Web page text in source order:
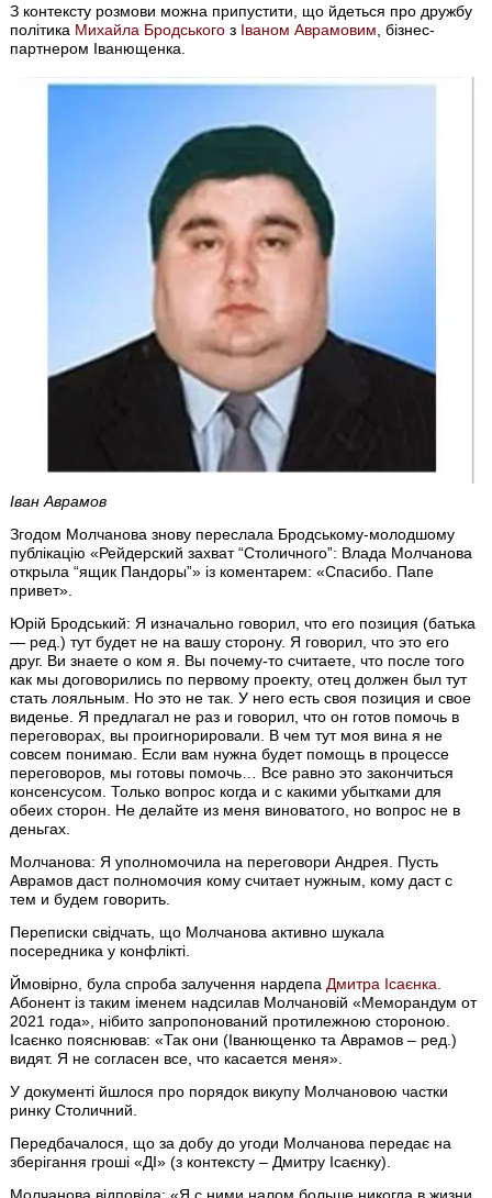
З контексту розмови можна припустити, що йдеться про дружбу
політика Михайла Бродського з Іваном Аврамовим , бізнес-
партнером Іванющенка.
Іван Аврамов
Згодом Молчанова знову переслала Бродському-молодшому
публікацію «Рейдерский захват “Столичного”: Влада Молчанова
открыла “ящик Пандоры”» із коментарем: «Спасибо. Папе
привет».
Юрій Бродський: Я изначально говорил, что его позиция (батька
— ред.) тут будет не на вашу сторону. Я говорил, что это его
друг. Ви знаете о ком я. Вы почему-то считаете, что после того
как мы договорились по первому проекту, отец должен был тут
стать лояльным. Но это не так. У него есть своя позиция и свое
виденье. Я предлагал не раз и говорил, что он готов помочь в
переговорах, вы проигнорировали. В чем тут моя вина я не
совсем понимаю. Если вам нужна будет помощь в процессе
переговоров, мы готовы помочь… Все равно это закончиться
консенсусом. Только вопрос когда и с какими убытками для
обеих сторон. Не делайте из меня виноватого, но вопрос не в
деньгах.
Молчанова: Я уполномочила на переговори Андрея. Пусть
Аврамов даст полномочия кому считает нужным, кому даст с
тем и будем говорить.
Переписки свідчать, що Молчанова активно шукала
посередника у конфлікті.
Ймовірно, була спроба залучення нардепаДмитра Ісаєнка.
Абонент із таким іменем надсилав Молчановій «Меморандум от
2021 года», нібито запропонований протилежною стороною.
Ісаєнко пояснював: «Так они (Іванющенко та Аврамов – ред.)
видят. Я не согласен все, что касается меня».
У документі йшлося про порядок викупу Молчановою частки
ринку Столичний.
Передбачалося, що за добу до угоди Молчанова передає на
зберігання гроші «ДІ» (з контексту – Дмитру Ісаєнку).